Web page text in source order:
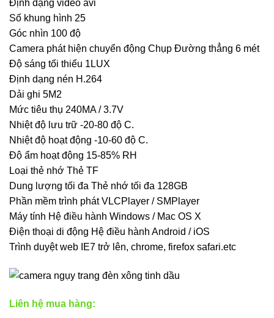
Định dạng video avi
Số khung hình 25
Góc nhìn 100 độ
Camera phát hiện chuyển động Chụp Đường thẳng 6 mét
Độ sáng tối thiểu 1LUX
Định dạng nén H.264
Dải ghi 5M2
Mức tiêu thụ 240MA / 3.7V
Nhiệt độ lưu trữ -20-80 độ C.
Nhiệt độ hoạt động -10-60 độ C.
Độ ẩm hoạt động 15-85% RH
Loại thẻ nhớ Thẻ TF
Dung lượng tối đa Thẻ nhớ tối đa 128GB
Phần mềm trình phát VLCPlayer / SMPlayer
Máy tính Hệ điều hành Windows / Mac OS X
Điện thoại di động Hệ điều hành Android / iOS
Trình duyệt web IE7 trở lên, chrome, firefox safari.etc
Liên hệ mua hàng: